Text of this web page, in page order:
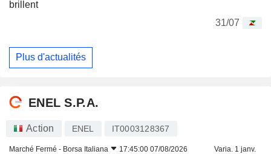
brillent
31/07
Plus d'actualités
ENEL S.P.A.
Action ENEL IT0003128367
Marché Fermé - Borsa Italiana 17:45:00 07/08/2026 Varia. 1 janv.